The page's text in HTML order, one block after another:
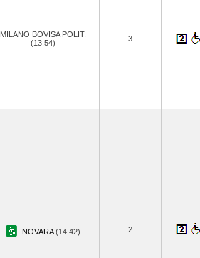
MILANO BOVISA POLIT.
(13.54)
3
NOVARA(14.42) 2